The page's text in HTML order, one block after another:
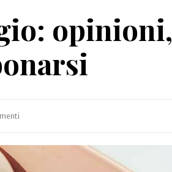
opinioni,